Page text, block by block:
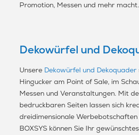
Promotion, Messen und mehr macht.
Dekowürfel und
Unsere Dekowürfel und Dekoquader
Hingucker am Point of Sale, im
Messen und Veranstaltungen. Mit
bedruckbaren Seiten lassen sich
dreidimensionale Werbebotschaften
BOXSYS können Sie Ihr